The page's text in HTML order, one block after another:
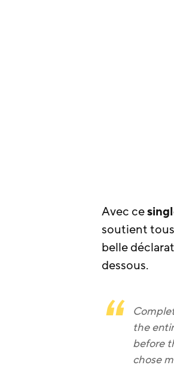
Avec ce
soutient
belle
dessous.
the
before
chose